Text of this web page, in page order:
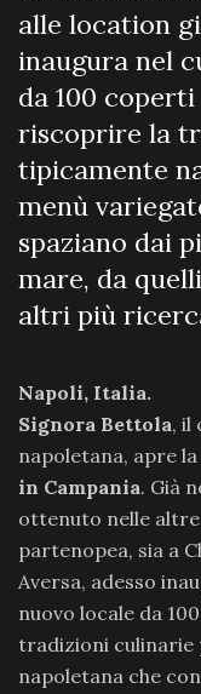
alle location
inaugura nel
da 100
riscoprire la
tipicamente
menù
spaziano dai
mare, da
altri più
Napoli, Italia.
Signora Bettola, il
napoletana, apre
in Campania. Già
ottenuto nelle
partenopea, sia a
Aversa, adesso
nuovo locale da
tradizioni culinarie
napoletana che